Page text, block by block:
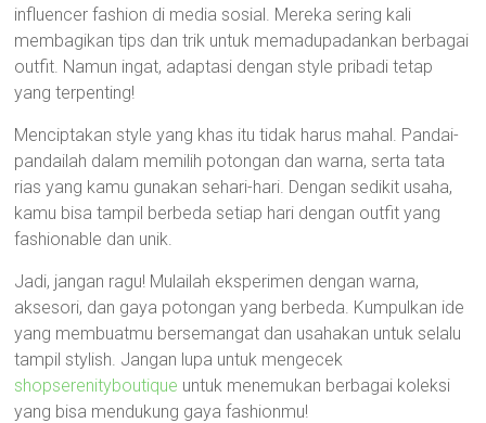
influencer fashion di media sosial. Mereka sering kali
membagikan tips dan trik untuk memadupadankan berbagai
outfit. Namun ingat, adaptasi dengan style pribadi tetap
yang terpenting!
Menciptakan style yang khas itu tidak harus mahal. Pandai-
pandailah dalam memilih potongan dan warna, serta tata
rias yang kamu gunakan sehari-hari. Dengan sedikit usaha,
kamu bisa tampil berbeda setiap hari dengan outfit yang
fashionable dan unik.
Jadi, jangan ragu! Mulailah eksperimen dengan warna,
aksesori, dan gaya potongan yang berbeda. Kumpulkan ide
yang membuatmu bersemangat dan usahakan untuk selalu
tampil stylish. Jangan lupa untuk mengecek
shopserenityboutique untuk menemukan berbagai koleksi
yang bisa mendukung gaya fashionmu!